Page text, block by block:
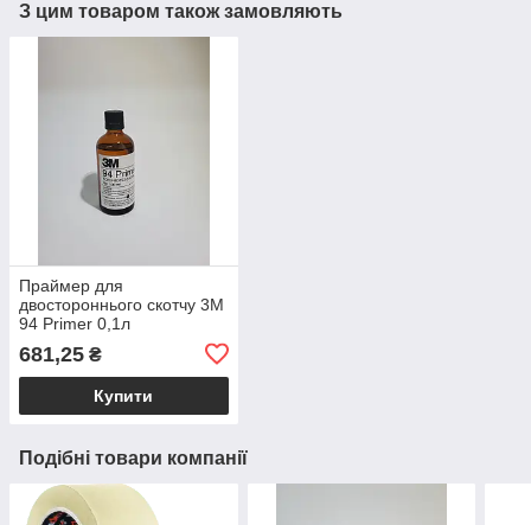
З цим товаром також замовляють
Праймер для
двостороннього скотчу 3M
94 Primer 0,1л
681,25 ₴
Купити
Подібні товари компанії